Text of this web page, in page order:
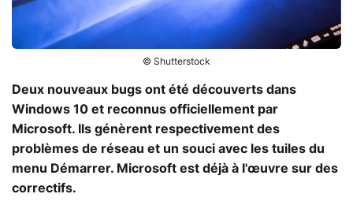
© Shutterstock
Deux nouveaux bugs ont été découverts dans
Windows 10 et reconnus officiellement par
Microsoft. Ils génèrent respectivement des
problèmes de réseau et un souci avec les tuiles du
menu Démarrer. Microsoft est déjà à l'œuvre sur des
correctifs.